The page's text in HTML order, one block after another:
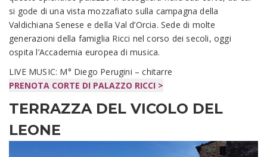
si gode di una vista mozzafiato sulla campagna della
Valdichiana Senese e della Val d’Orcia. Sede di molte
generazioni della famiglia Ricci nel corso dei secoli, oggi
ospita l’Accademia europea di musica.
LIVE MUSIC: M° Diego Perugini – chitarre
PRENOTA CORTE DI PALAZZO RICCI >
TERRAZZA DEL VICOLO DEL
LEONE